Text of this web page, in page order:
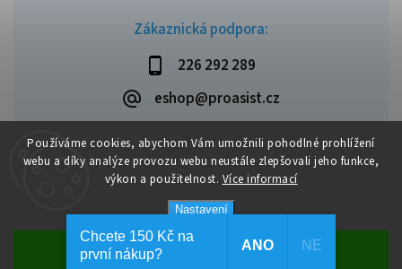
Používáme cookies, abychom Vám umožnili pohodlné prohlížení
webu a díky analýze provozu webu neustále zlepšovali jeho funkce,
výkon a použitelnost. Více informací
Nastavení
Zákaznická podpora:
226 292 289
eshop@proasist.cz
Copyright 2026ProAsist. Všechna práva vyhrazena.
VytvořilShoptet| Design
Chcete 150 Kč na
první nákup?
ANO NE